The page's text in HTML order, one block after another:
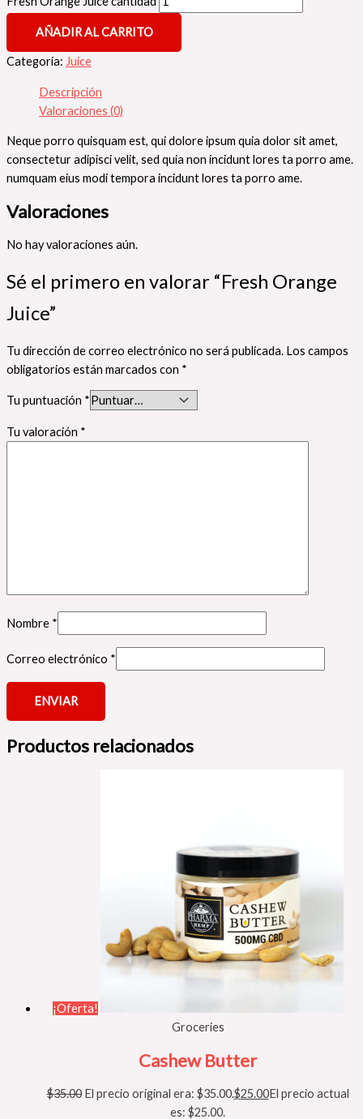
AÑADIR AL CARRITO
Categoría: Juice
Descripción
Valoraciones (0)
Neque porro quisquam est, qui dolore ipsum quia dolor sit amet,
consectetur adipisci velit, sed quia non incidunt lores ta porro ame.
numquam eius modi tempora incidunt lores ta porro ame.
Valoraciones
No hay valoraciones aún.
Sé el primero en valorar “Fresh Orange
Juice”
Tu dirección de correo electrónico no será publicada. Los campos
obligatorios están marcados con *
Tu puntuación *
Tu valoración *
Nombre *
Correo electrónico *
Productos relacionados
¡Oferta!
Groceries
Cashew Butter
$35.00 El precio original era: $35.00.$25.00El precio actual
es: $25.00.